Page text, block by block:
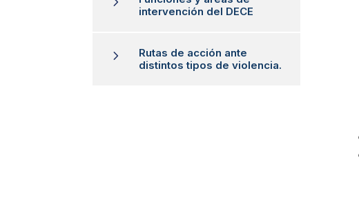
intervención del DECE
5
Rutas de acción ante
distintos tipos de violencia.